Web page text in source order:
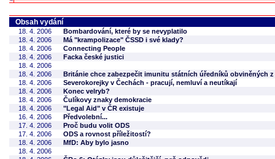
Obsah vydání
18. 4. 2006
Bombardování, které by se nevyplatilo
18. 4. 2006
Má "krampolizace" ČSSD i své klady?
18. 4. 2006
Connecting People
18. 4. 2006
Facka české justici
18. 4. 2006
18. 4. 2006
Británie chce zabezpečit imunitu státních úředníků obviněných
18. 4. 2006
Severokorejky v Čechách - pracují, nemluví a neutíkají
18. 4. 2006
Konec velryb?
18. 4. 2006
Čulíkovy znaky demokracie
18. 4. 2006
"Legal Aid" v ČR existuje
16. 4. 2006
Předvolební...
17. 4. 2006
Proč budu volit ODS
17. 4. 2006
ODS a rovnost příležitostí?
18. 4. 2006
MfD: Aby bylo jasno
18. 4. 2006